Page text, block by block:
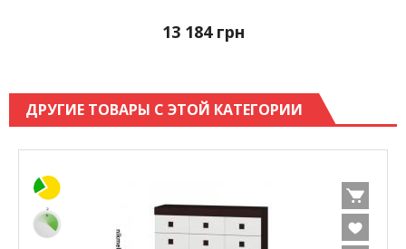
13 184 грн
ДРУГИЕ ТОВАРЫ С ЭТОЙ КАТЕГОРИИ